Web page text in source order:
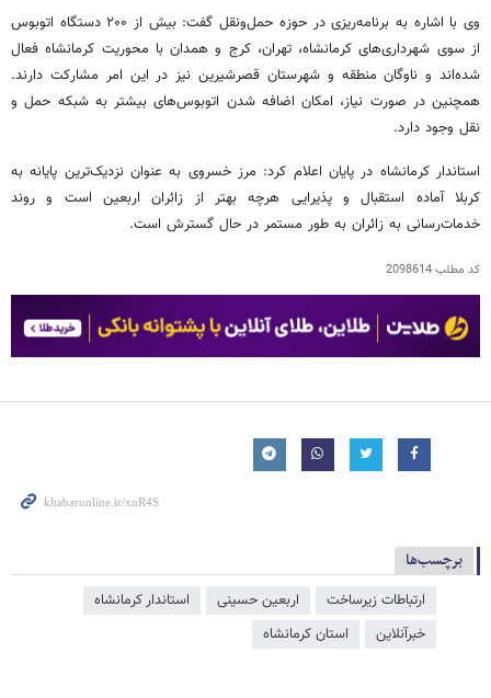
وی با اشاره به برنامه‌ریزی در حوزه حمل‌ونقل گفت: بیش از ۲۰۰ دستگاه اتوبوس
از سوی شهرداری‌های کرمانشاه، تهران، کرج و همدان با محوریت کرمانشاه فعال
شده‌اند و ناوگان منطقه و شهرستان قصرشیرین نیز در این امر مشارکت دارند.
همچنین در صورت نیاز، امکان اضافه شدن اتوبوس‌های بیشتر به شبکه حمل و
نقل وجود دارد.
استاندار کرمانشاه در پایان اعلام کرد: مرز خسروی به عنوان نزدیک‌ترین پایانه به
کربلا آماده استقبال و پذیرایی هرچه بهتر از زائران اربعین است و روند
خدمات‌رسانی به زائران به طور مستمر در حال گسترش است.
کد مطلب2098614
برچسب‌ها
ارتباطات زیرساخت اربعین حسینی
استاندار کرمانشاه
خبرآنلاین
استان کرمانشاه